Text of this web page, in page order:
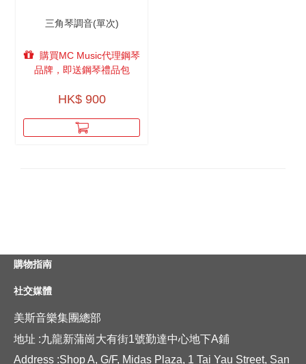
三角琴調音(單次)
購買MC Music代理鋼琴
品牌，即送鋼琴禮品包
HK$ 900
購物指南
社交媒體
美斯音樂集團總部
地址 :九龍新蒲崗大有街1號勤達中心地下A鋪
Address :Shop A, G/F, Midas Plaza, 1 Tai Yau Street, San